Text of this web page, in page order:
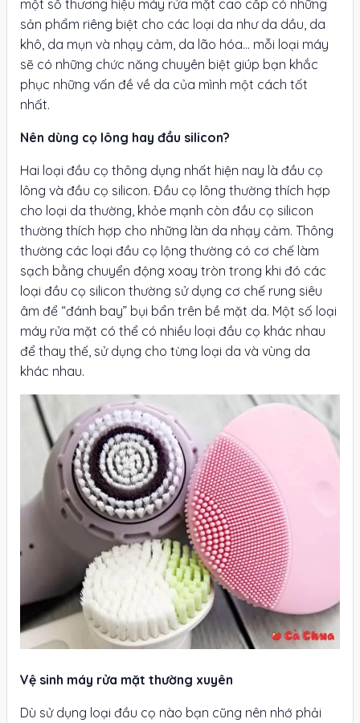
một số thương hiệu máy rửa mặt cao cấp có những
sản phẩm riêng biệt cho các loại da như da dầu, da
khô, da mụn và nhạy cảm, da lão hóa… mỗi loại máy
sẽ có những chức năng chuyên biệt giúp bạn khắc
phục những vấn đề về da của mình một cách tốt
nhất.
Nên dùng cọ lông hay đầu silicon?
Hai loại đầu cọ thông dụng nhất hiện nay là đầu cọ
lông và đầu cọ silicon. Đầu cọ lông thường thích hợp
cho loại da thường, khỏe mạnh còn đầu cọ silicon
thường thích hợp cho những làn da nhạy cảm. Thông
thường các loại đầu cọ lộng thường có cơ chế làm
sạch bằng chuyển động xoay tròn trong khi đó các
loại đầu cọ silicon thường sử dụng cơ chế rung siêu
âm để “đánh bay” bụi bẩn trên bề mặt da. Một số loại
máy rửa mặt có thể có nhiều loại đầu cọ khác nhau
để thay thế, sử dụng cho từng loại da và vùng da
khác nhau.
Vệ sinh máy rửa mặt thường xuyên
Dù sử dụng loại đầu cọ nào bạn cũng nên nhớ phải